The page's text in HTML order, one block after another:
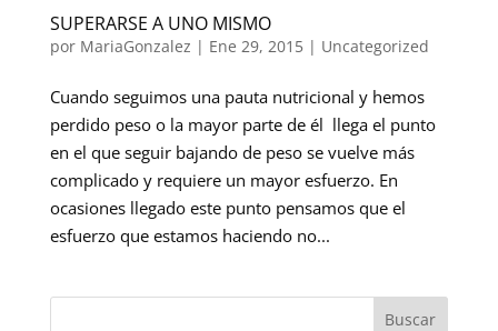
SUPERARSE A UNO MISMO
por MariaGonzalez | Ene 29, 2015| Uncategorized
Cuando seguimos una pauta nutricional y hemos
perdido peso o la mayor parte de él llega el punto
en el que seguir bajando de peso se vuelve más
complicado y requiere un mayor esfuerzo. En
ocasiones llegado este punto pensamos que el
esfuerzo que estamos haciendo no...
Buscar